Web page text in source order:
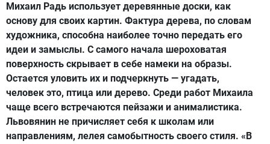
Михаил Радь использует деревянные доски, как
основу для своих картин. Фактура дерева, по словам
художника, способна наиболее точно передать его
идеи и замыслы. С самого начала шероховатая
поверхность скрывает в себе намеки на образы.
Остается уловить их и подчеркнуть — угадать,
человек это, птица или дерево. Среди работ Михаила
чаще всего встречаются пейзажи и анималистика.
Львовянин не причисляет себя к школам или
направлениям, лелея самобытность своего стиля. «В